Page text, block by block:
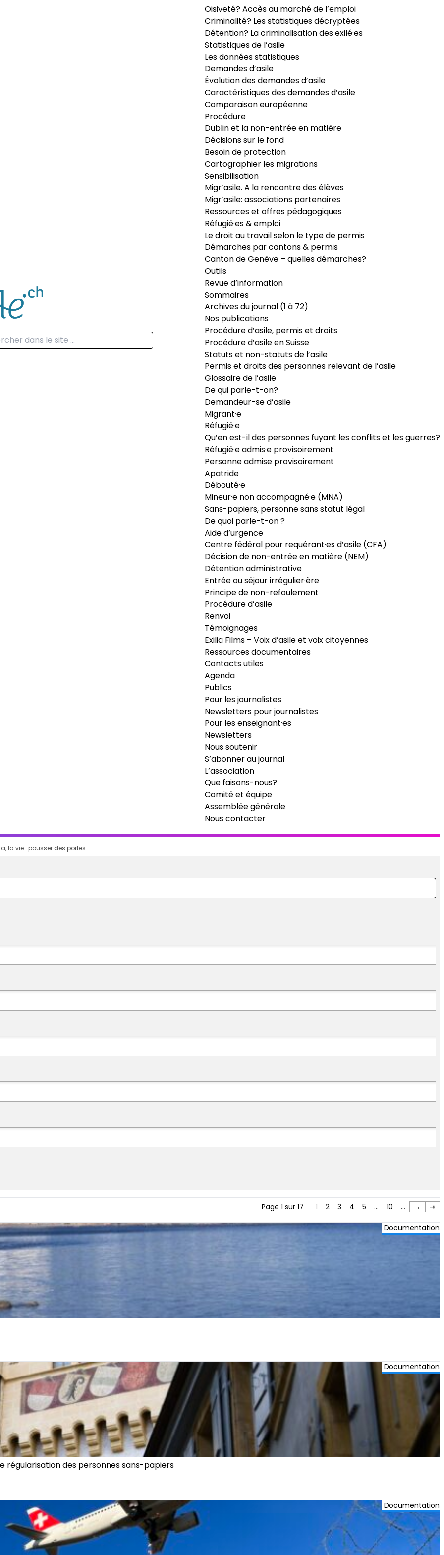
Oisiveté? Accès au marché de l’emploi
Criminalité? Les statistiques décryptées
Détention? La criminalisation des exilé·es
Statistiques de l’asile
Les données statistiques
Demandes d’asile
Évolution des demandes d’asile
Caractéristiques des demandes d’asile
Comparaison européenne
Procédure
Dublin et la non-entrée en matière
Décisions sur le fond
Besoin de protection
Cartographier les migrations
Sensibilisation
Migr’asile. A la rencontre des élèves
Migr’asile: associations partenaires
Ressources et offres pédagogiques
Réfugié·es & emploi
Le droit au travail selon le type de permis
Démarches par cantons & permis
Canton de Genève – quelles démarches?
Outils
Revue d’information
Sommaires
Archives du journal (1 à 72)
Nos publications
Procédure d’asile, permis et droits
Procédure d’asile en Suisse
Statuts et non-statuts de l’asile
Permis et droits des personnes relevant de l’asile
Glossaire de l’asile
De qui parle-t-on?
Demandeur-se d’asile
Migrant·e
Réfugié·e
Qu’en est-il des personnes fuyant les conflits et les guerres?
Réfugié·e admis·e provisoirement
Personne admise provisoirement
Apatride
Débouté·e
Mineur·e non accompagné·e (MNA)
Sans-papiers, personne sans statut légal
De quoi parle-t-on ?
Aide d’urgence
Centre fédéral pour requérant·es d’asile (CFA)
Décision de non-entrée en matière (NEM)
Détention administrative
Entrée ou séjour irrégulier·ère
Principe de non-refoulement
Procédure d’asile
Renvoi
Témoignages
Exilia Films – Voix d’asile et voix citoyennes
Ressources documentaires
Contacts utiles
Agenda
Publics
Pour les journalistes
Newsletters pour journalistes
Pour les enseignant·es
Newsletters
Nous soutenir
S’abonner au journal
L’association
Que faisons-nous?
Comité et équipe
Assemblée générale
Nous contacter
la vie : pousser des portes.
Page 1 sur 17 1 2 3 4 5 … 10 … → ⇥
Documentation
Documentation
régularisation des personnes sans-papiers
Documentation